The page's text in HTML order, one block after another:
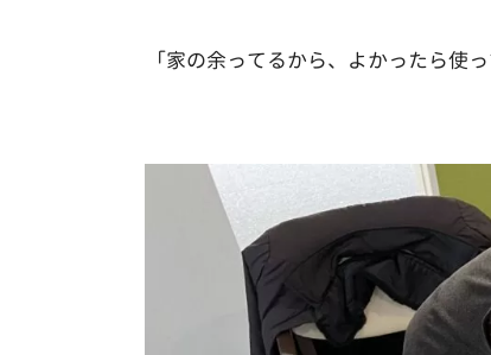
「家の余ってるから、よかったら使